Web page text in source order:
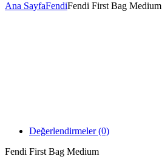
Ana SayfaFendiFendi First Bag Medium
Değerlendirmeler (0)
Fendi First Bag Medium